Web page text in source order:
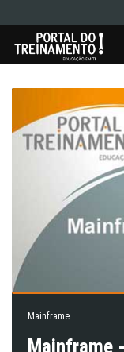
Mainframe
Mainframe